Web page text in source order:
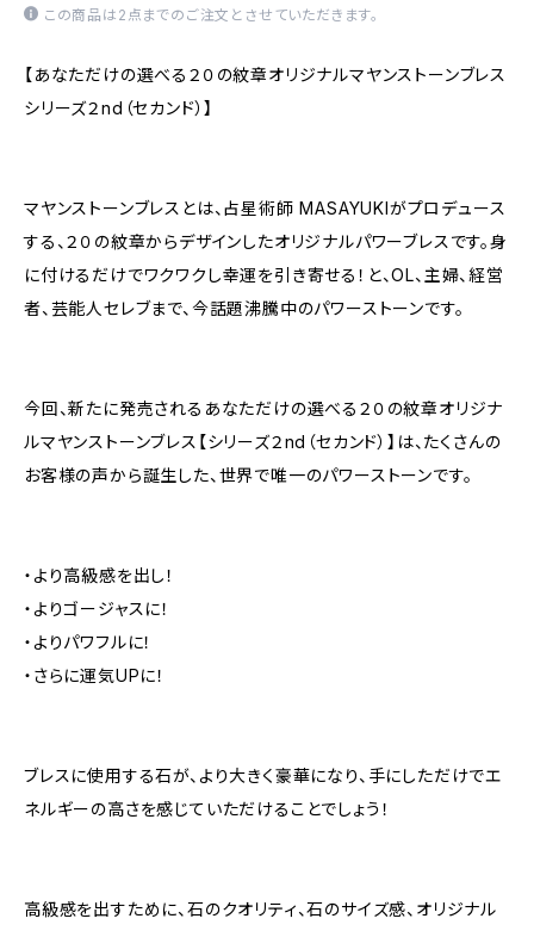
この商品は2点までのご注文とさせていただきます。
【あなただけの選べる２０の紋章オリジナルマヤンストーンブレス
シリーズ２nd（セカンド）】
マヤンストーンブレスとは、占星術師 MASAYUKIがプロデュース
する、２０の紋章からデザインしたオリジナルパワーブレスです。身
に付けるだけでワクワクし幸運を引き寄せる！と、OL、主婦、経営
者、芸能人セレブまで、今話題沸騰中のパワーストーンです。
今回、新たに発売されるあなただけの選べる２０の紋章オリジナ
ルマヤンストーンブレス【シリーズ２nd（セカンド）】は、たくさんの
お客様の声から誕生した、世界で唯一のパワーストーンです。
・より高級感を出し！
・よりゴージャスに！
・よりパワフルに！
・さらに運気UPに！
ブレスに使用する石が、より大きく豪華になり、手にしただけでエ
ネルギーの高さを感じていただけることでしょう！
高級感を出すために、石のクオリティ、石のサイズ感、オリジナル